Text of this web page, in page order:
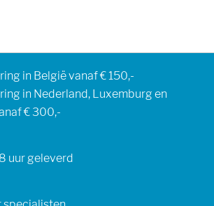
in België vanaf € 150,-
in Nederland, Luxemburg en
€ 300,-
uur geleverd